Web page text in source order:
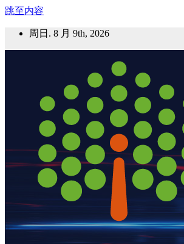
跳至内容
周日. 8 月 9th, 2026